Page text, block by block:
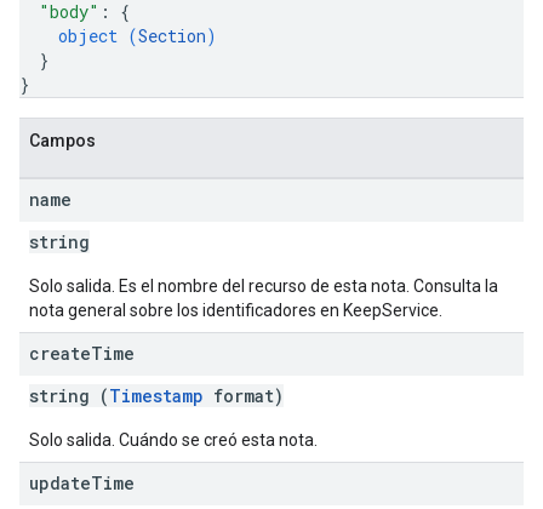
"body" : {
object (Section)
}
}
Campos
name
string
Solo salida. Es el nombre del recurso de esta nota. Consulta la
nota general sobre los identificadores en KeepService.
createTime
string (Timestamp format)
Solo salida. Cuándo se creó esta nota.
updateTime